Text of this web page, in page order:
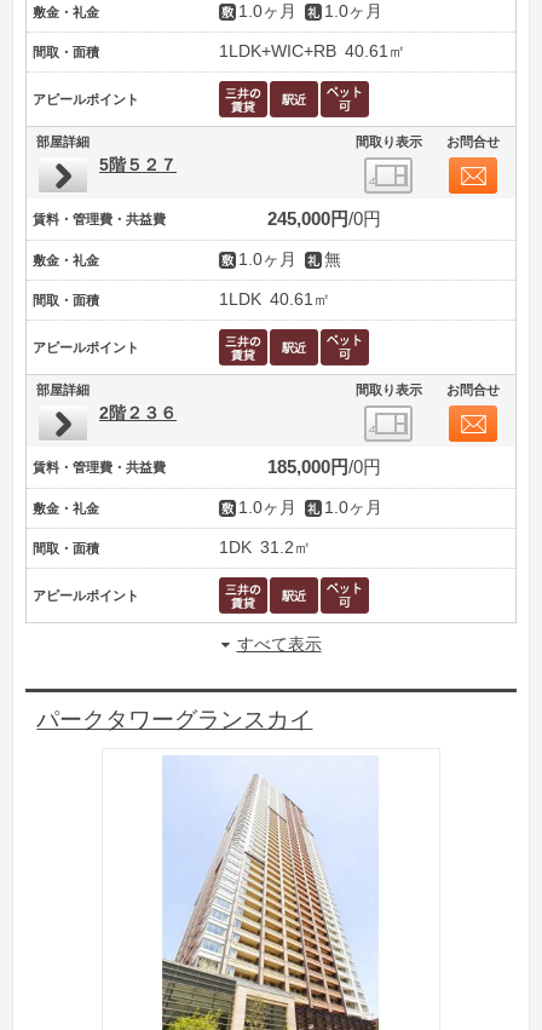
敷金・礼金 1.0ヶ月 1.0ヶ月
間取・面積 1LDK+WIC+RB 40.61㎡
アピールポイント
部屋詳細 間取り表示 お問合せ
5階５２７
賃料・管理費・共益費 245,000円 0円
敷金・礼金 1.0ヶ月 無
間取・面積 1LDK 40.61㎡
アピールポイント
部屋詳細 間取り表示 お問合せ
2階２３６
賃料・管理費・共益費 185,000円 0円
敷金・礼金 1.0ヶ月 1.0ヶ月
間取・面積 1DK 31.2㎡
アピールポイント
すべて表示
パークタワーグランスカイ